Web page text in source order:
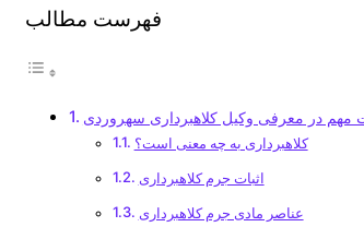
فهرست مطالب
مهم در معرفی وکیل کلاهبرداری سهروردی
کلاهبرداری به چه معنی است؟
اثبات جرم کلاهبرداری
عناصر مادی جرم کلاهبرداری